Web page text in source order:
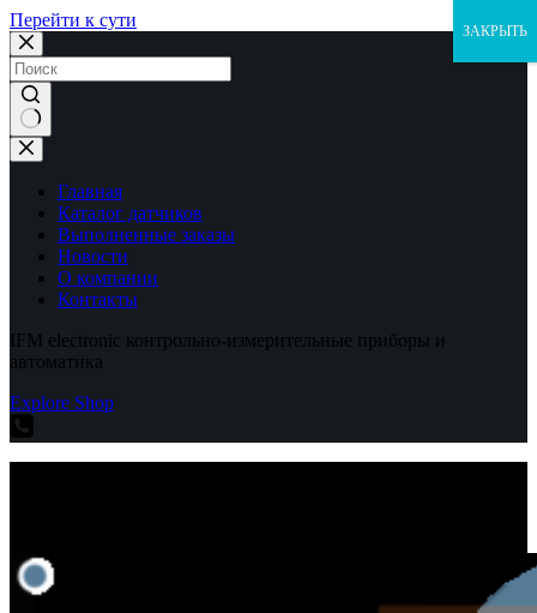
Перейти к сути
Ничего
не
найденоГлавная
Каталог датчиков
Выполненные заказы
Новости
О компании
Контакты
IFM electronic контрольно-измерительные приборы и
автоматика
Explore Shop
ЗАКРЫТЬ